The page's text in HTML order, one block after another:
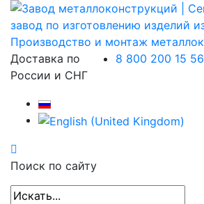
Доставка по
России и СНГ
8 800 200 15 56
Поиск по сайту